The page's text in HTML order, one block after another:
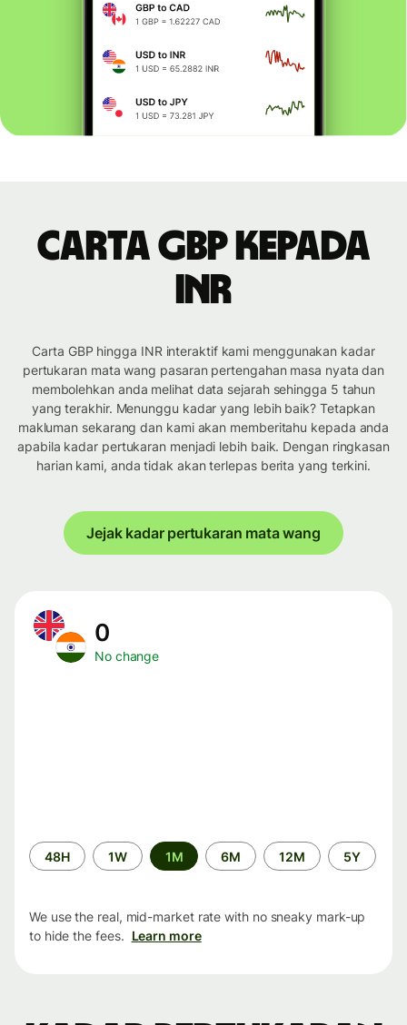
Carta GBP kepada
INR
Carta GBP hingga INR interaktif kami menggunakan kadar
pertukaran mata wang pasaran pertengahan masa nyata dan
membolehkan anda melihat data sejarah sehingga 5 tahun
yang terakhir. Menunggu kadar yang lebih baik? Tetapkan
makluman sekarang dan kami akan memberitahu kepada anda
apabila kadar pertukaran menjadi lebih baik. Dengan ringkasan
harian kami, anda tidak akan terlepas berita yang terkini.
Jejak kadar pertukaran mata wang
0
No change
Time
period
48H 1W 1M 6M 12M 5Y
We use the real, mid-market rate with no sneaky mark-up
to hide the fees. Learn more